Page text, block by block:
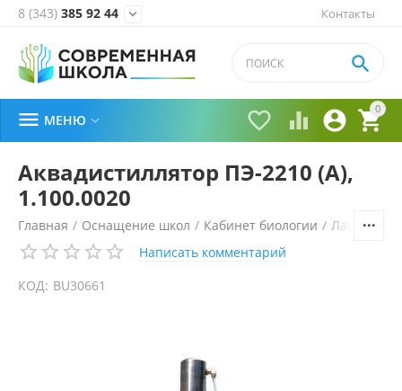
Контакты
8 (343) 385 92 44 
0


 

 МЕНЮ 
Аквадистиллятор ПЭ-2210 (А),
1.100.0020
Главная / Оснащение школ / Кабинет биологии /
Написать комментарий
КОД: BU30661